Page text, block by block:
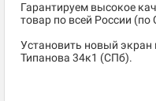
Гарантируем высокое
товар по всей России (по
Установить новый
Типанова 34к1 (СПб).